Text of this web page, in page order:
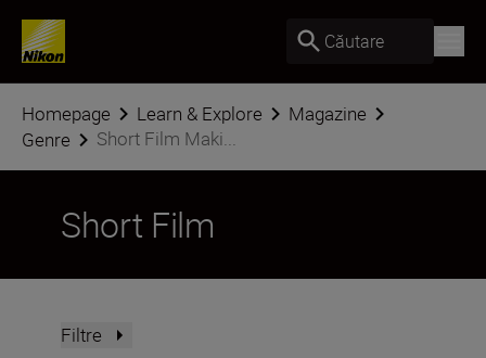
Căutare
Homepage Learn & Explore
Magazine
Genre
Short Film Maki...
Short Film
Filtre